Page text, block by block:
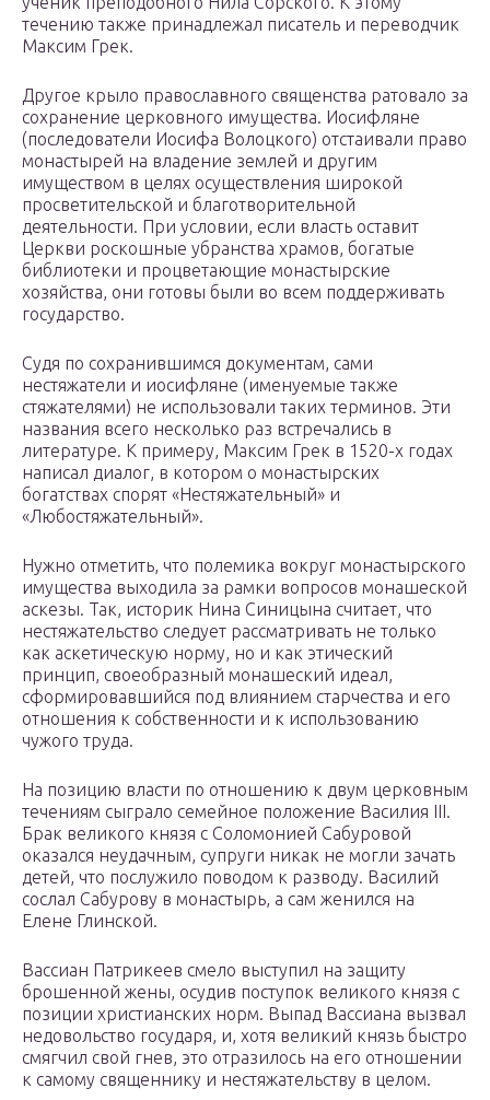
течению также принадлежал писатель и переводчик
Максим Грек.
Другое крыло православного священства ратовало за
сохранение церковного имущества. Иосифляне
(последователи Иосифа Волоцкого) отстаивали право
монастырей на владение землей и другим
имуществом в целях осуществления широкой
просветительской и благотворительной
деятельности. При условии, если власть оставит
Церкви роскошные убранства храмов, богатые
библиотеки и процветающие монастырские
хозяйства, они готовы были во всем поддерживать
государство.
Судя по сохранившимся документам, сами
нестяжатели и иосифляне (именуемые также
стяжателями) не использовали таких терминов. Эти
названия всего несколько раз встречались в
литературе. К примеру, Максим Грек в 1520-х годах
написал диалог, в котором о монастырских
богатствах спорят «Нестяжательный» и
«Любостяжательный».
Нужно отметить, что полемика вокруг монастырского
имущества выходила за рамки вопросов монашеской
аскезы. Так, историк Нина Синицына считает, что
нестяжательство следует рассматривать не только
как аскетическую норму, но и как этический
принцип, своеобразный монашеский идеал,
сформировавшийся под влиянием старчества и его
отношения к собственности и к использованию
чужого труда.
На позицию власти по отношению к двум церковным
течениям сыграло семейное положение Василия III.
Брак великого князя с Соломонией Сабуровой
оказался неудачным, супруги никак не могли зачать
детей, что послужило поводом к разводу. Василий
сослал Сабурову в монастырь, а сам женился на
Елене Глинской.
Вассиан Патрикеев смело выступил на защиту
брошенной жены, осудив поступок великого князя с
позиции христианских норм. Выпад Вассиана вызвал
недовольство государя, и, хотя великий князь быстро
смягчил свой гнев, это отразилось на его отношении
к самому священнику и нестяжательству в целом.